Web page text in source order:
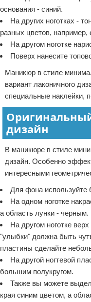
основания - синий.
На других ноготках -
разных цветов,
На другом ноготке
Поверх нанесите
Маникюр в стиле
вариант лаконичного
специальные наклейки,
дизайн
В маникюре в стиле
дизайн. Особенно
интересными
Для фона используйте
На одном ноготке
а область лунки - черным.
На другом ноготке
"улыбки" должна быть
пластины сделайте
На другой ногтевой
большим полукругом.
Также вы можете
края синим цветом, а